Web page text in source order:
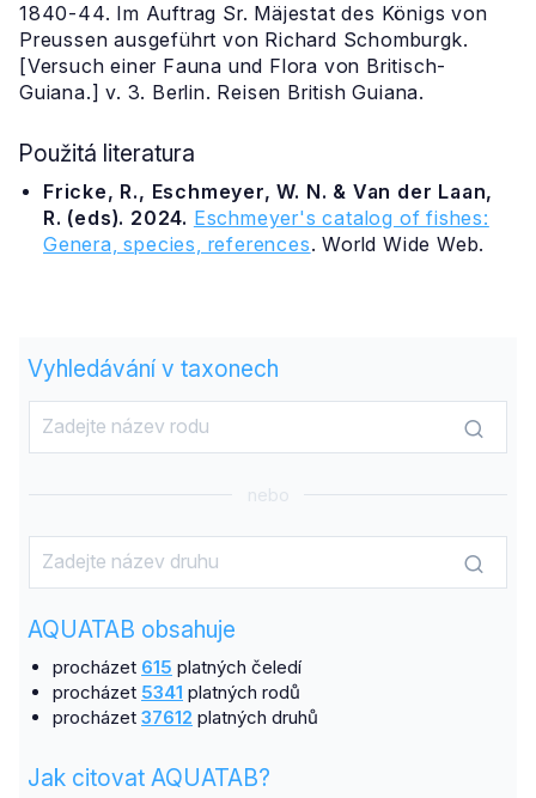
1840-44. Im Auftrag Sr. Mäjestat des Königs von
Preussen ausgeführt von Richard Schomburgk.
[Versuch einer Fauna und Flora von Britisch-
Guiana.] v. 3. Berlin. Reisen British Guiana.
Použitá literatura
Fricke, R., Eschmeyer, W. N. & Van der Laan,
R. (eds). 2024. Eschmeyer's catalog of fishes:
Genera, species, references. World Wide Web.
Vyhledávání v taxonech
nebo
AQUATAB obsahuje
procházet 615 platných čeledí
procházet 5341 platných rodů
procházet 37612 platných druhů
Jak citovat AQUATAB?